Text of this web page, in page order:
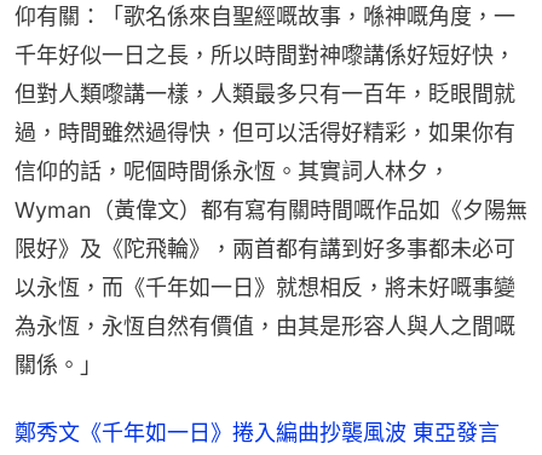
仰有關：「歌名係來自聖經嘅故事，喺神嘅角度，一
千年好似一日之長，所以時間對神嚟講係好短好快，
但對人類嚟講一樣，人類最多只有一百年，眨眼間就
過，時間雖然過得快，但可以活得好精彩，如果你有
信仰的話，呢個時間係永恆。其實詞人林夕，
Wyman（黃偉文）都有寫有關時間嘅作品如《夕陽無
限好》及《陀飛輪》，兩首都有講到好多事都未必可
以永恆，而《千年如一日》就想相反，將未好嘅事變
為永恆，永恆自然有價值，由其是形容人與人之間嘅
關係。」
鄭秀文《千年如一日》捲入編曲抄襲風波 東亞發言